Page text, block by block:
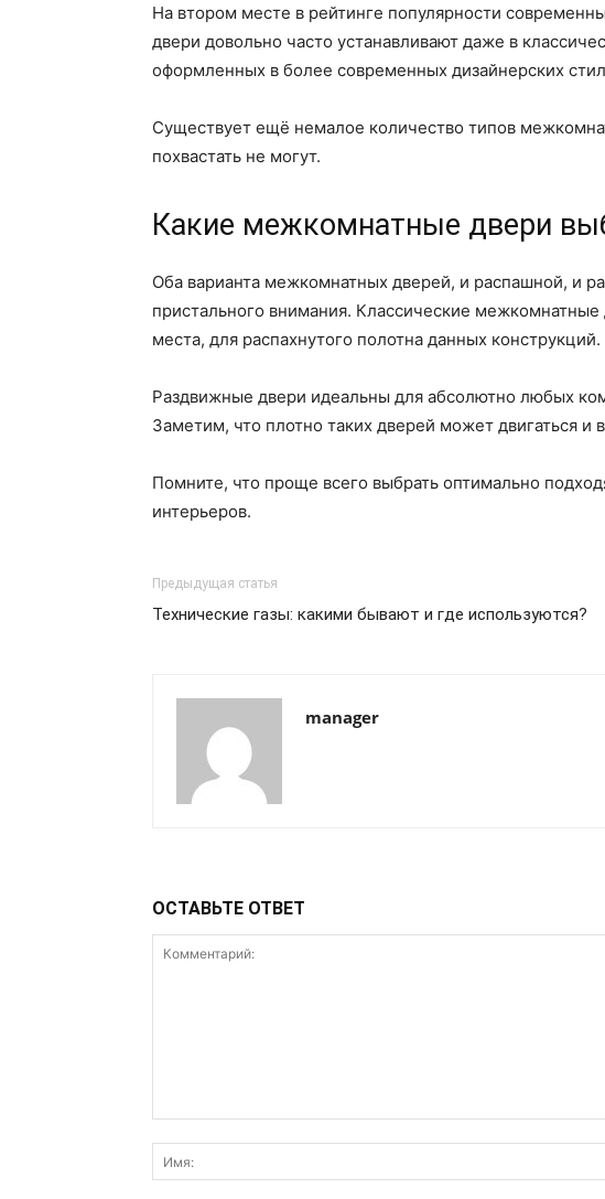
На втором месте в рейтинге популярности
двери довольно часто устанавливают даже в
оформленных в более современных дизайнерских
Существует ещё немалое количество типов
похвастать не могут.
Какие межкомнатные двери
Оба варианта межкомнатных дверей, и распашной, и
пристального внимания. Классические межкомнатные
места, для распахнутого полотна данных конструкций.
Раздвижные двери идеальны для абсолютно любых
Заметим, что плотно таких дверей может двигаться и
Помните, что проще всего выбрать оптимально
интерьеров.
Предыдущая статья
Технические газы: какими бывают и где используются?
manager
ОСТАВЬТЕ ОТВЕТ